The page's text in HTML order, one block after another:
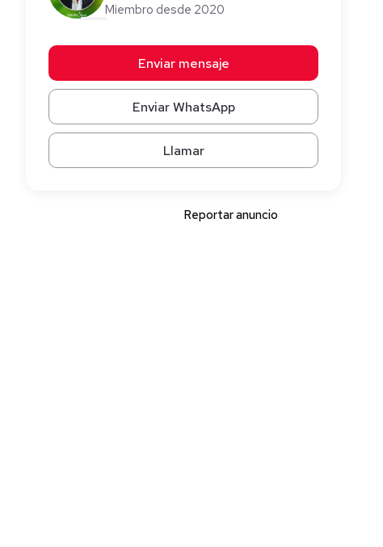
Miembro desde 2020
Enviar mensaje
Enviar WhatsApp
Llamar
Reportar anuncio